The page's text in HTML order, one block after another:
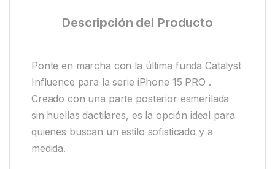
Descripción del Producto
Ponte en marcha con la última funda Catalyst
Influence para la serie iPhone 15 PRO .
Creado con una parte posterior esmerilada
sin huellas dactilares, es la opción ideal para
quienes buscan un estilo sofisticado y a
medida.